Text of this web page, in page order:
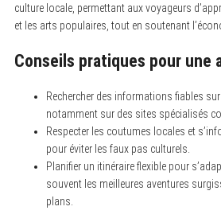
culture locale, permettant aux voyageurs
et les arts populaires, tout en soutenant
Conseils pratiques pour une
Rechercher des informations fiables
notamment sur des sites spécialisés
Respecter les coutumes locales et
pour éviter les faux pas culturels.
Planifier un itinéraire flexible pour
souvent les meilleures aventures
plans.